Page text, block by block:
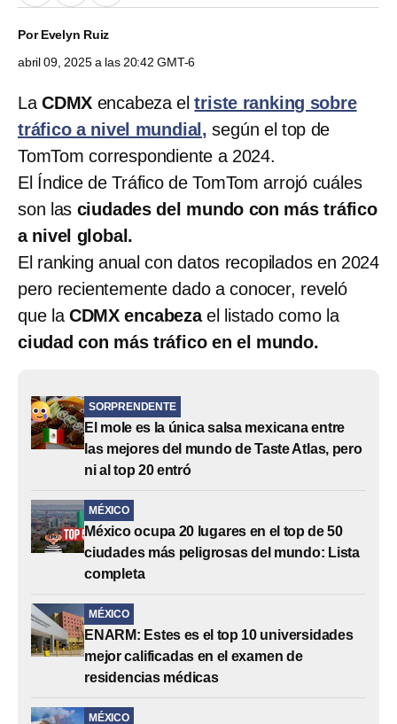
PorEvelyn Ruiz
abril 09, 2025 a las 20:42 GMT-6
La CDMX encabeza eltriste ranking sobre
tráfico a nivel mundial, según el top de
TomTom correspondiente a 2024.
El Índice de Tráfico de TomTom arrojó cuáles
son las ciudades del mundo con más tráfico
a nivel global.
El ranking anual con datos recopilados en 2024
pero recientemente dado a conocer, reveló
que la CDMX encabezael listado como la
ciudad con más tráfico en el mundo.
SORPRENDENTE
El mole es la única salsa mexicana entre
las mejores del mundo de Taste Atlas, pero
ni al top 20 entró
MÉXICO
México ocupa 20 lugares en el top de 50
ciudades más peligrosas del mundo: Lista
completa
MÉXICO
ENARM: Estes es el top 10 universidades
mejor calificadas en el examen de
residencias médicas
MÉXICO